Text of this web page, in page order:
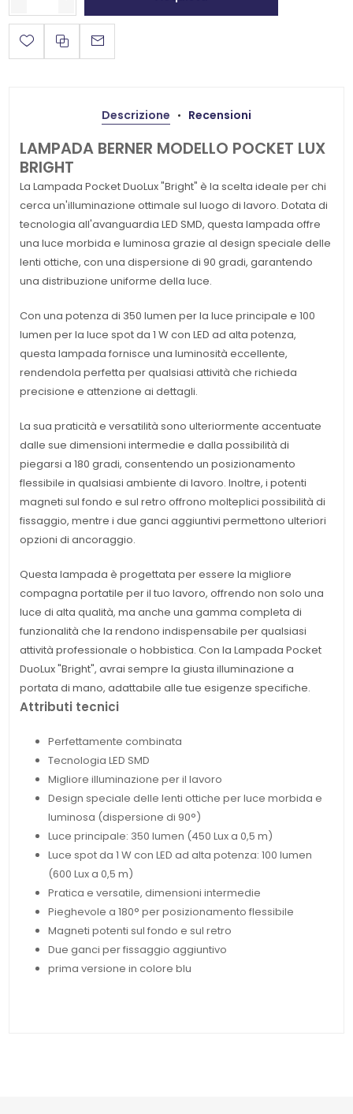
Descrizione Recensioni
LAMPADA BERNER MODELLO POCKET LUX
BRIGHT
La Lampada Pocket DuoLux "Bright" è la scelta ideale per chi
cerca un'illuminazione ottimale sul luogo di lavoro. Dotata di
tecnologia all'avanguardia LED SMD, questa lampada offre
una luce morbida e luminosa grazie al design speciale delle
lenti ottiche, con una dispersione di 90 gradi, garantendo
una distribuzione uniforme della luce.
Con una potenza di 350 lumen per la luce principale e 100
lumen per la luce spot da 1 W con LED ad alta potenza,
questa lampada fornisce una luminosità eccellente,
rendendola perfetta per qualsiasi attività che richieda
precisione e attenzione ai dettagli.
La sua praticità e versatilità sono ulteriormente accentuate
dalle sue dimensioni intermedie e dalla possibilità di
piegarsi a 180 gradi, consentendo un posizionamento
flessibile in qualsiasi ambiente di lavoro. Inoltre, i potenti
magneti sul fondo e sul retro offrono molteplici possibilità di
fissaggio, mentre i due ganci aggiuntivi permettono ulteriori
opzioni di ancoraggio.
Questa lampada è progettata per essere la migliore
compagna portatile per il tuo lavoro, offrendo non solo una
luce di alta qualità, ma anche una gamma completa di
funzionalità che la rendono indispensabile per qualsiasi
attività professionale o hobbistica. Con la Lampada Pocket
DuoLux "Bright", avrai sempre la giusta illuminazione a
portata di mano, adattabile alle tue esigenze specifiche.
Attributi tecnici
Perfettamente combinata
Tecnologia LED SMD
Migliore illuminazione per il lavoro
Design speciale delle lenti ottiche per luce morbida e
luminosa (dispersione di 90°)
Luce principale: 350 lumen (450 Lux a 0,5 m)
Luce spot da 1 W con LED ad alta potenza: 100 lumen
(600 Lux a 0,5 m)
Pratica e versatile, dimensioni intermedie
Pieghevole a 180° per posizionamento flessibile
Magneti potenti sul fondo e sul retro
Due ganci per fissaggio aggiuntivo
prima versione in colore blu